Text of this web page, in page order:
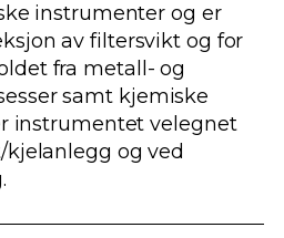
instrumenter og er
av filtersvikt og for
fra metall- og
samt kjemiske
instrumentet velegnet
og ved